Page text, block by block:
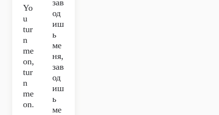
Yo
u
tur
n
me
on,
tur
n
me
on.
зав
од
иш
ь
ме
ня,
зав
од
иш
ь
ме